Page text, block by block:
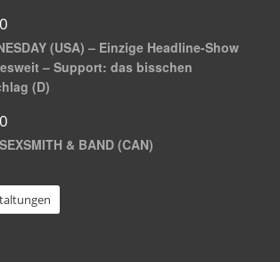
(USA) – Einzige Headline-Show
– Support: das bisschen
(D)
& BAND (CAN)